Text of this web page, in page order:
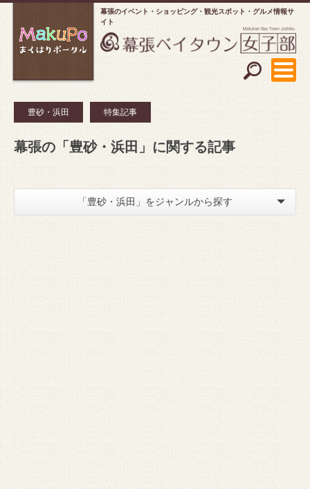
幕張のイベント・ショッピング
観光スポット・グルメ情報サ
イト
豊砂・浜田 特集記事
幕張の「豊砂・浜田」に関する記事
「豊砂・浜田」をジャンルから探す